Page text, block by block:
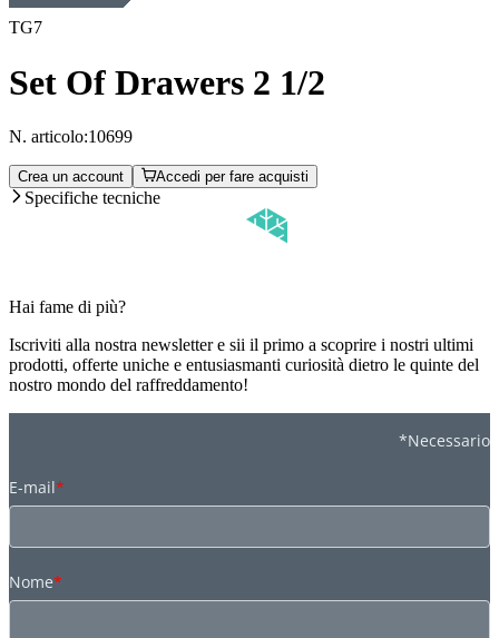
TG7
Set Of Drawers 2 1/2
N. articolo:10699
Crea un account Accedi per fare acquisti
Specifiche tecniche
Hai fame di più?
Iscriviti alla nostra newsletter e sii il primo a scoprire i nostri ultimi
prodotti, offerte uniche e entusiasmanti curiosità dietro le quinte del
nostro mondo del raffreddamento!
*Necessario
E-mail*
Nome*